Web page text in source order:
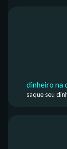
dinheiro na
saque seu